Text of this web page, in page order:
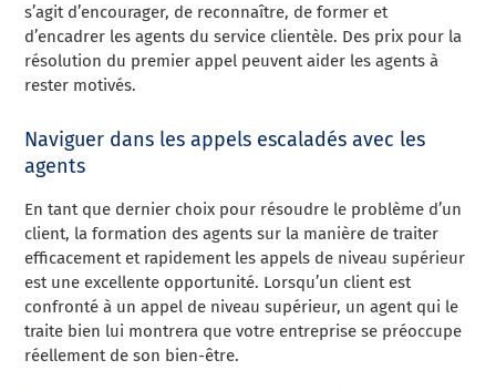
s’agit d’encourager, de reconnaître, de former et
d’encadrer les agents du service clientèle. Des prix pour la
résolution du premier appel peuvent aider les agents à
rester motivés.
Naviguer dans les appels escaladés avec les
agents
En tant que dernier choix pour résoudre le problème d’un
client, la formation des agents sur la manière de traiter
efficacement et rapidement les appels de niveau supérieur
est une excellente opportunité. Lorsqu’un client est
confronté à un appel de niveau supérieur, un agent qui le
traite bien lui montrera que votre entreprise se préoccupe
réellement de son bien-être.